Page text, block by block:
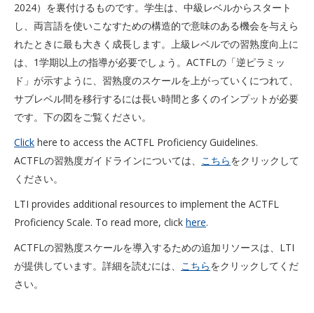
2024）を裏付けるものです。学生は、中級レベルからスタート
し、両言語を使いこなすための構造的で意味のある機会を与えら
れたときに最も大きく成長します。上級レベルでの習熟度向上に
は、1学期以上の指導が必要でしょう。ACTFLの「逆ピラミッ
ド」が示すように、習熟度のスケールを上がっていくにつれて、
サブレベル間を移行するには長い時間と多くのインプットが必要
です。下の図をご覧ください。
Click here to access the ACTFL Proficiency Guidelines.
ACTFLの習熟度ガイドラインについては、 こちらをクリックして
ください。
LTI provides additional resources to implement the ACTFL
Proficiency Scale. To read more, click here.
ACTFLの習熟度スケールを導入するための追加リソースは、LTI
が提供しています。詳細を読むには、 こちらをクリックしてくだ
さい。